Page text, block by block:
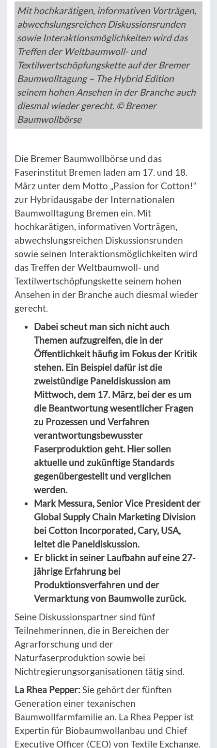
Mit hochkarätigen, informativen Vorträgen,
abwechslungsreichen Diskussionsrunden
sowie Interaktionsmöglichkeiten wird das
Treffen der Weltbaumwoll- und
Textilwertschöpfungskette auf der Bremer
Baumwolltagung – The Hybrid Edition
seinem hohen Ansehen in der Branche auch
diesmal wieder gerecht. © Bremer
Baumwollbörse
Die Bremer Baumwollbörse und das
Faserinstitut Bremen laden am 17. und 18.
März unter dem Motto „Passion for Cotton!“
zur Hybridausgabe der Internationalen
Baumwolltagung Bremen ein. Mit
hochkarätigen, informativen Vorträgen,
abwechslungsreichen Diskussionsrunden
sowie seinen Interaktionsmöglichkeiten wird
das Treffen der Weltbaumwoll- und
Textilwertschöpfungskette seinem hohen
Ansehen in der Branche auch diesmal wieder
gerecht.
Dabei scheut man sich nicht auch
Themen aufzugreifen, die in der
Öffentlichkeit häufig im Fokus der Kritik
stehen. Ein Beispiel dafür ist die
zweistündige Paneldiskussion am
Mittwoch, dem 17. März, bei der es um
die Beantwortung wesentlicher Fragen
zu Prozessen und Verfahren
verantwortungsbewusster
Faserproduktion geht. Hier sollen
aktuelle und zukünftige Standards
gegenübergestellt und verglichen
werden.
Mark Messura, Senior Vice President der
Global Supply Chain Marketing Division
bei Cotton Incorporated, Cary, USA,
leitet die Paneldiskussion.
Er blickt in seiner Laufbahn auf eine 27-
jährige Erfahrung bei
Produktionsverfahren und der
Vermarktung von Baumwolle zurück.
Seine Diskussionspartner sind fünf
Teilnehmerinnen, die in Bereichen der
Agrarforschung und der
Naturfaserproduktion sowie bei
Nichtregierungsorganisationen tätig sind.
La Rhea Pepper:Sie gehört der fünften
Generation einer texanischen
Baumwollfarmfamilie an. La Rhea Pepper ist
Expertin für Biobaumwollanbau und Chief
Executive Officer (CEO) von Textile Exchange.